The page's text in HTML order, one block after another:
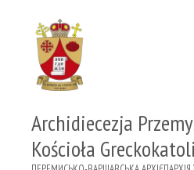
Archidiecezja
Kościoła